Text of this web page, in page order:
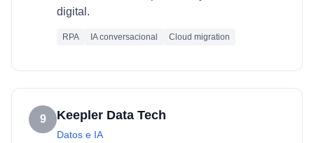
digital.
RPA IA conversacional Cloud migration
9 Keepler Data Tech
Datos e IA